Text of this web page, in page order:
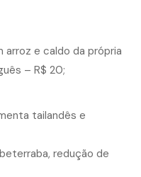
e caldo da própria
– R$ 20;
tailandês e
redução de